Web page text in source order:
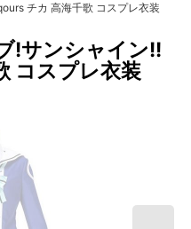
チカ 高海千歌 コスプレ衣装
!サンシャイン!!
コスプレ衣装